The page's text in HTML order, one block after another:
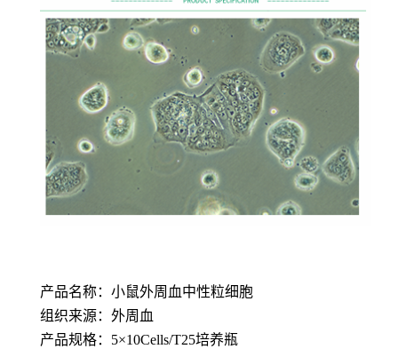
产品名称：小鼠外周血中性粒细胞
组织来源：外周血
产品规格：5×10Cells/T25培养瓶